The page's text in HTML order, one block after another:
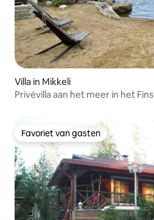
Villa in Mikkeli
Privévilla aan het meer in het
Favoriet van gasten
Favoriet van gasten